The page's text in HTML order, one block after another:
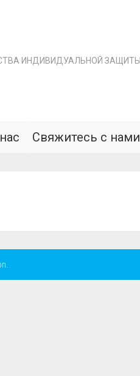
ИНДИВИДУАЛЬНОЙ ЗАЩИТЫ
Свяжитесь с нами